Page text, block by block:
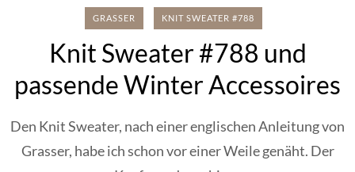
GRASSER KNIT SWEATER #788
Knit Sweater #788 und
passende Winter Accessoires
Den Knit Sweater, nach einer englischen Anleitung von
Grasser, habe ich schon vor einer Weile genäht. Der